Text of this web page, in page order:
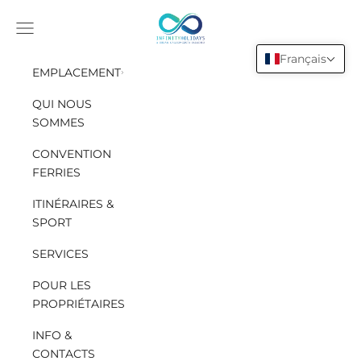
INFINITY HOLIDAYS SAS
Ouvrir le menu de navigation
EMPLACEMENT
QUI NOUS
SOMMES
CONVENTION
FERRIES
ITINÉRAIRES &
SPORT
SERVICES
POUR LES
PROPRIÉTAIRES
INFO &
CONTACTS
Français